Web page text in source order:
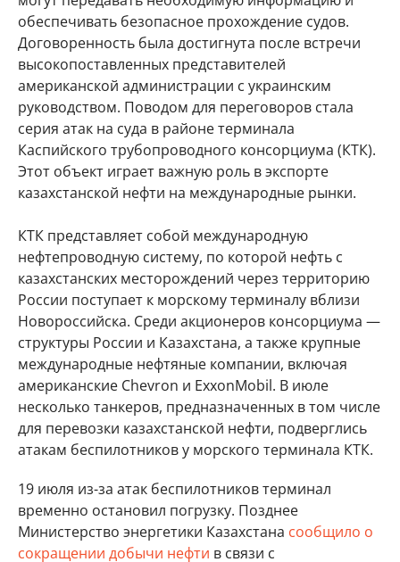
обеспечивать безопасное прохождение судов.
Договоренность была достигнута после встречи
высокопоставленных представителей
американской администрации с украинским
руководством. Поводом для переговоров стала
серия атак на суда в районе терминала
Каспийского трубопроводного консорциума (КТК).
Этот объект играет важную роль в экспорте
казахстанской нефти на международные рынки.
КТК представляет собой международную
нефтепроводную систему, по которой нефть с
казахстанских месторождений через территорию
России поступает к морскому терминалу вблизи
Новороссийска. Среди акционеров консорциума —
структуры России и Казахстана, а также крупные
международные нефтяные компании, включая
американские Chevron и ExxonMobil. В июле
несколько танкеров, предназначенных в том числе
для перевозки казахстанской нефти, подверглись
атакам беспилотников у морского терминала КТК.
19 июля из-за атак беспилотников терминал
временно остановил погрузку. Позднее
Министерство энергетики Казахстана сообщило о
сокращении добычи нефти в связи с